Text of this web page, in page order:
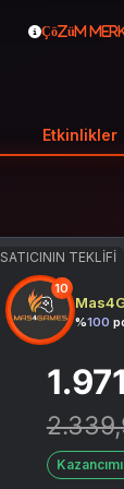
Çözüm
Etkinlikler
SATICININ TEKLIFI
10
%100